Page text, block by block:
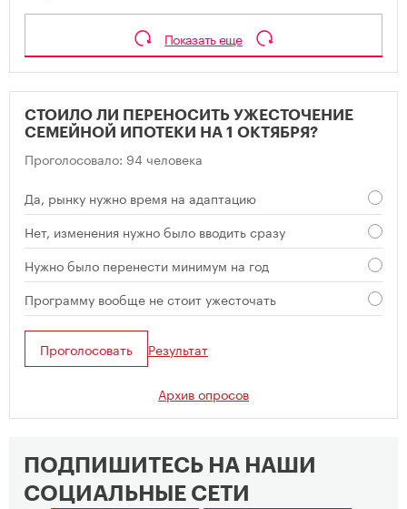
Показать еще
СТОИЛО ЛИ ПЕРЕНОСИТЬ УЖЕСТОЧЕНИЕ
СЕМЕЙНОЙ ИПОТЕКИ НА 1 ОКТЯБРЯ?
Проголосовало: 94 человека
Да, рынку нужно время на адаптацию
Нет, изменения нужно было вводить сразу
Нужно было перенести минимум на год
Программу вообще не стоит ужесточать
Проголосовать Результат
Архив опросов
ПОДПИШИТЕСЬ НА НАШИ
СОЦИАЛЬНЫЕ СЕТИ